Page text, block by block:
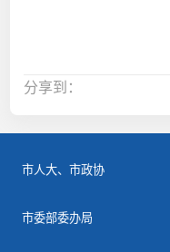
分享到：
市人大、市政协
市委部委办局